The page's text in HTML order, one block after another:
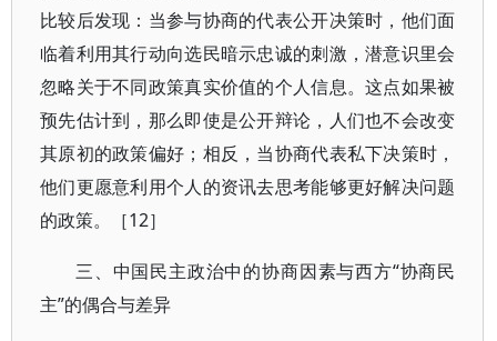
比较后发现：当参与协商的代表公开决策时，他们面
临着利用其行动向选民暗示忠诚的刺激，潜意识里会
忽略关于不同政策真实价值的个人信息。这点如果被
预先估计到，那么即使是公开辩论，人们也不会改变
其原初的政策偏好；相反，当协商代表私下决策时，
他们更愿意利用个人的资讯去思考能够更好解决问题
的政策。［12］
三、中国民主政治中的协商因素与西方“协商民
主”的偶合与差异